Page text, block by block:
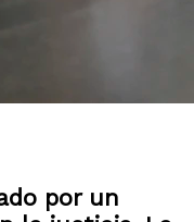
por un